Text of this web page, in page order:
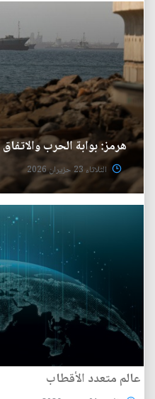
هرمز: بوابة الحرب والاتفاق
الثلاثاء 23 حزيران 2026
عالم متعدد الأقطاب